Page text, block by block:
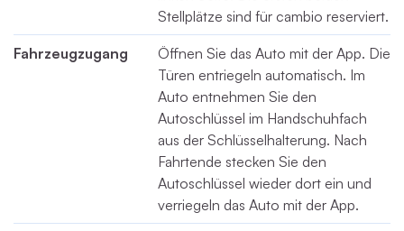
Stellplätze sind für cambio reserviert.
Fahrzeugzugang
Öffnen Sie das Auto mit der App. Die
Türen entriegeln automatisch. Im
Auto entnehmen Sie den
Autoschlüssel im Handschuhfach
aus der Schlüsselhalterung. Nach
Fahrtende stecken Sie den
Autoschlüssel wieder dort ein und
verriegeln das Auto mit der App.